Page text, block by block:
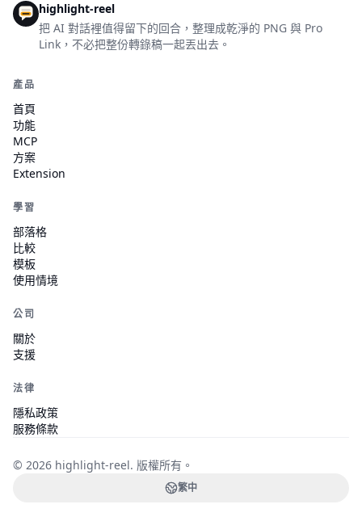
highlight-reel
把 AI 對話裡值得留下的回合，整理成乾淨的 PNG 與 Pro
Link，不必把整份轉錄稿一起丟出去。
產品
首頁
功能
MCP
方案
Extension
學習
部落格
比較
模板
使用情境
公司
關於
支援
法律
隱私政策
服務條款
© 2026 highlight-reel. 版權所有。
繁中